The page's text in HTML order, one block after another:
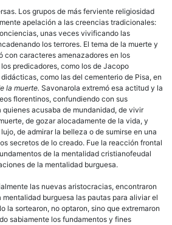
Los grupos de más ferviente religiosidad
apelación a las creencias tradicionales:
unas veces vivificando las
los terrores. El tema de la muerte y
con caracteres amenazadores en los
predicadores, como los de Jacopo
como las del cementerio de Pisa, en
la muerte. Savonarola extremó esa actitud y la
florentinos, confundiendo con sus
acusaba de mundanidad, de vivir
de gozar alocadamente de la vida, y
de admirar la belleza o de sumirse en una
secretos de lo creado. Fue la reacción frontal
de la mentalidad cristianofeudal
de la mentalidad burguesa.
las nuevas aristocracias, encontraron
burguesa las pautas para aliviar el
la sortearon, no optaron, sino que extremaron
sabiamente los fundamentos y fines